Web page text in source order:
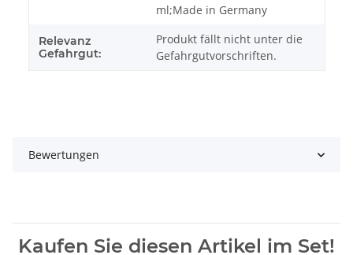
ml;Made in Germany
Relevanz
Gefahrgut:
Produkt fällt nicht unter die
Gefahrgutvorschriften.
Bewertungen
Kaufen Sie diesen Artikel im Set!